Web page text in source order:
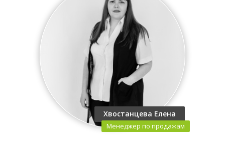
Хвостанцева Елена
Менеджер по продажам